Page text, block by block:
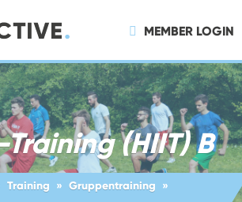
MEMBER LOGIN
(HIIT) B
Training
Gruppentraining